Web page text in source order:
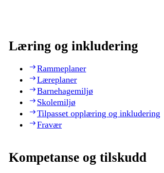
Læring og inkludering
Rammeplaner
Læreplaner
Barnehagemiljø
Skolemiljø
Tilpasset opplæring og inkludering
Fravær
Kompetanse og tilskudd